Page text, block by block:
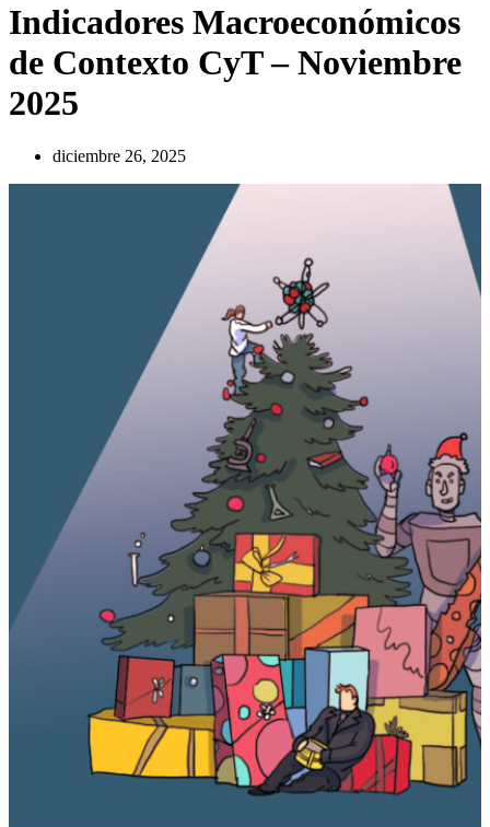
Indicadores Macroeconómicos
de Contexto CyT – Noviembre
2025
diciembre 26, 2025